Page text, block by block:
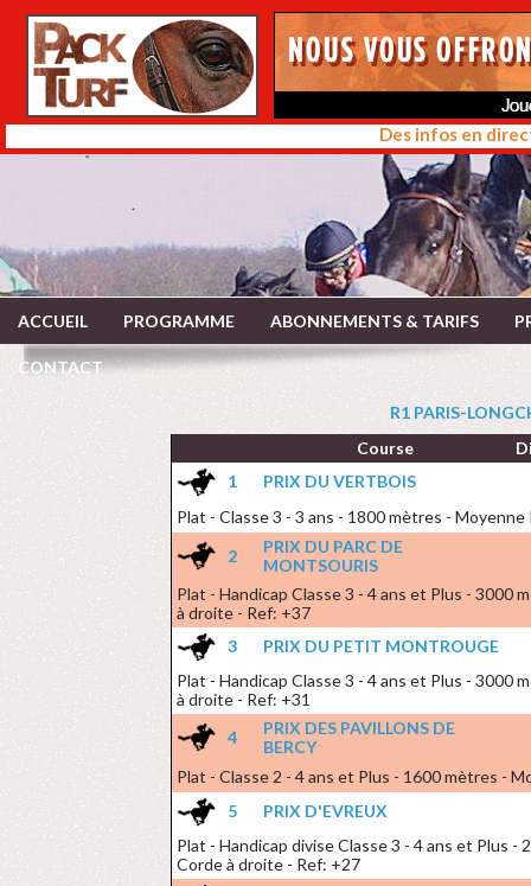
Des infos en
ACCUEIL PROGRAMME ABONNEMENTS & TARIFS
CONTACT
R1 PARIS-
Course
1
PRIX DU VERTBOIS
Plat - Classe 3 - 3 ans - 1800 mètres -
2
PRIX DU PARC DE
MONTSOURIS
Plat - Handicap Classe 3 - 4 ans et Plus - 3000
à droite - Ref: +37
3
PRIX DU PETIT MONTROUGE
Plat - Handicap Classe 3 - 4 ans et Plus - 3000
à droite - Ref: +31
4
PRIX DES PAVILLONS DE
BERCY
Plat - Classe 2 - 4 ans et Plus - 1600 mètres -
5
PRIX D'EVREUX
Plat - Handicap divise Classe 3 - 4 ans et Plus
Corde à droite - Ref: +27